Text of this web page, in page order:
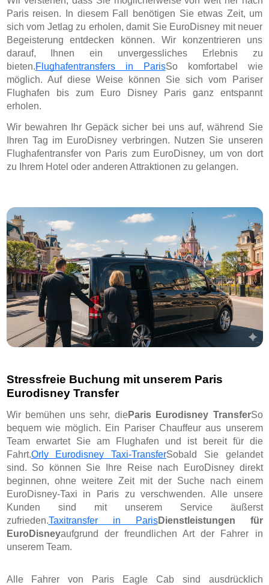
Paris reisen. In diesem Fall benötigen Sie etwas Zeit, um
sich vom Jetlag zu erholen, damit Sie EuroDisney mit neuer
Begeisterung entdecken können. Wir konzentrieren uns
darauf, Ihnen ein unvergessliches Erlebnis zu
bieten.Flughafentransfers in ParisSo komfortabel wie
möglich. Auf diese Weise können Sie sich vom Pariser
Flughafen bis zum Euro Disney Paris ganz entspannt
erholen.
Wir bewahren Ihr Gepäck sicher bei uns auf, während Sie
Ihren Tag im EuroDisney verbringen. Nutzen Sie unseren
Flughafentransfer von Paris zum EuroDisney, um von dort
zu Ihrem Hotel oder anderen Attraktionen zu gelangen.
Stressfreie Buchung mit unserem Paris
Eurodisney Transfer
Wir bemühen uns sehr, dieParis Eurodisney TransferSo
bequem wie möglich. Ein Pariser Chauffeur aus unserem
Team erwartet Sie am Flughafen und ist bereit für die
Fahrt.Orly Eurodisney Taxi-TransferSobald Sie gelandet
sind. So können Sie Ihre Reise nach EuroDisney direkt
beginnen, ohne weitere Zeit mit der Suche nach einem
EuroDisney-Taxi in Paris zu verschwenden. Alle unsere
Kunden sind mit unserem Service äußerst
zufrieden.Taxitransfer in ParisDienstleistungen für
EuroDisneyaufgrund der freundlichen Art der Fahrer in
unserem Team.
Alle Fahrer von Paris Eagle Cab sind ausdrücklich